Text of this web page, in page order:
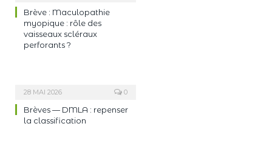
Brève : Maculopathie
myopique : rôle des
vaisseaux scléraux
perforants ?
28 MAI 2026 0
Brèves — DMLA : repenser
la classification